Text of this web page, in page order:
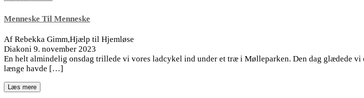
Menneske Til Menneske
Af Rebekka Gimm,Hjælp til Hjemløse
Diakoni 9. november 2023
En helt almindelig onsdag trillede vi vores ladcykel ind under et træ i Mølleparken. Den dag glædede
længe havde […]
Læs mere